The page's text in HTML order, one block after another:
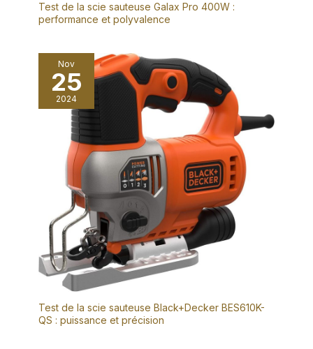
Test de la scie sauteuse Galax Pro 400W :
performance et polyvalence
Nov
25
2024
Test de la scie sauteuse Black+Decker BES610K-
QS : puissance et précision